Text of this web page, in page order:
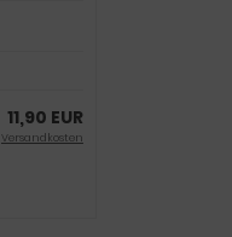
11,90 EUR
Versandkosten